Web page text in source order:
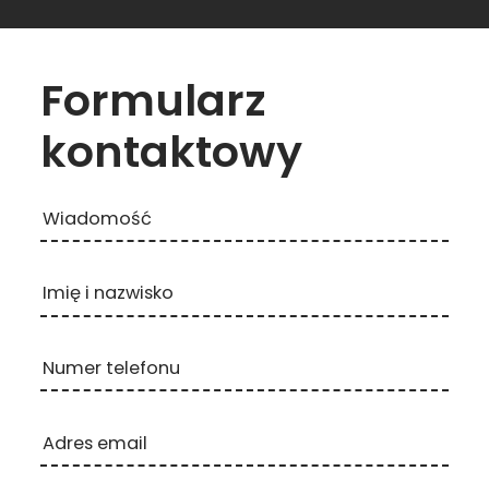
Formularz
kontaktowy
Wiadomość
Imię i nazwisko
Numer telefonu
Adres email